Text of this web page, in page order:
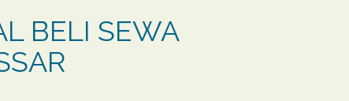
BELI SEWA